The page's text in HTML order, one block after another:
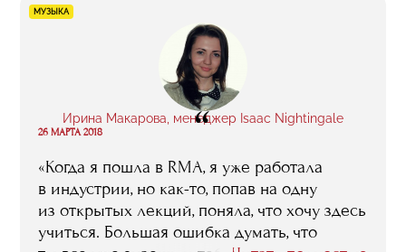
На самом старте они здесь плотно
поучаствовали практически во всем —
и в подборе и обучении персонала,
и в разработке дизайна помещений,
и в выборе блюд для меню, составлении
винной карты. Для меня их консультации
в ресторанном бизнесе у этих людей
огромный».
МУЗЫКА
Ирина Макарова, менеджер Isaac Nightingale
“
26 МАРТА 2018
«Когда я пошла в RMA, я уже работала
в индустрии, но как-то, попав на одну
из открытых лекций, поняла, что хочу здесь
учиться. Большая ошибка думать, что